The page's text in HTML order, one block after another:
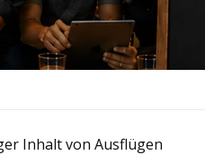
Inhalt von Ausflügen